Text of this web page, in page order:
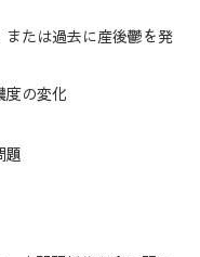
たは過去に産後鬱を発
度の変化
題